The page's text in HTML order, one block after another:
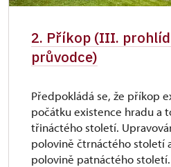
2. Příkop (III.
průvodce)
Předpokládá se, že příkop
počátku existence hradu a
třináctého století.
polovině čtrnáctého století
polovině patnáctého